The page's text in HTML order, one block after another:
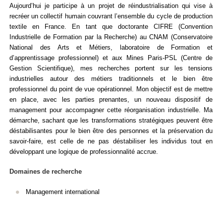
Aujourd’hui je participe à un projet de réindustrialisation qui vise à
recréer un collectif humain couvrant l’ensemble du cycle de production
textile en France. En tant que doctorante CIFRE (Convention
Industrielle de Formation par la Recherche) au CNAM (Conservatoire
National des Arts et Métiers, laboratoire de Formation et
d’apprentissage professionnel) et aux Mines Paris-PSL (Centre de
Gestion Scientifique), mes recherches portent sur les tensions
industrielles autour des métiers traditionnels et le bien être
professionnel du point de vue opérationnel.
Mon objectif est de mettre
en place, avec les parties prenantes, un nouveau dispositif de
management pour accompagner cetteréorganisation industrielle.
Ma
démarche, sachant que les transformations stratégiques peuvent être
déstabilisantes pour le bien être des personnes et la préservation du
savoir-faire, est celle de ne pas déstabiliser les individus tout en
développant une logique de professionnalité accrue.
Domaines de recherche
Management international